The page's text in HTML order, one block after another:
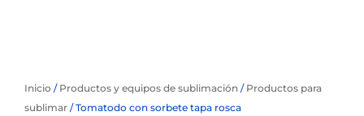
Inicio / Productos y equipos de sublimación / Productos para
sublimar / Tomatodo con sorbete tapa rosca